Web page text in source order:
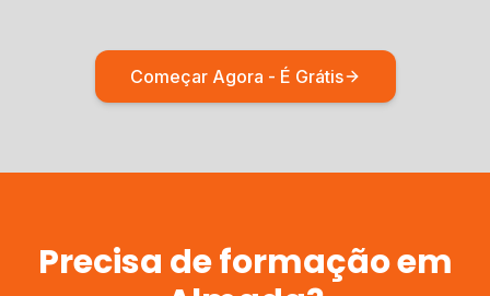
Começar Agora - É Grátis
Precisa deformaçãoem